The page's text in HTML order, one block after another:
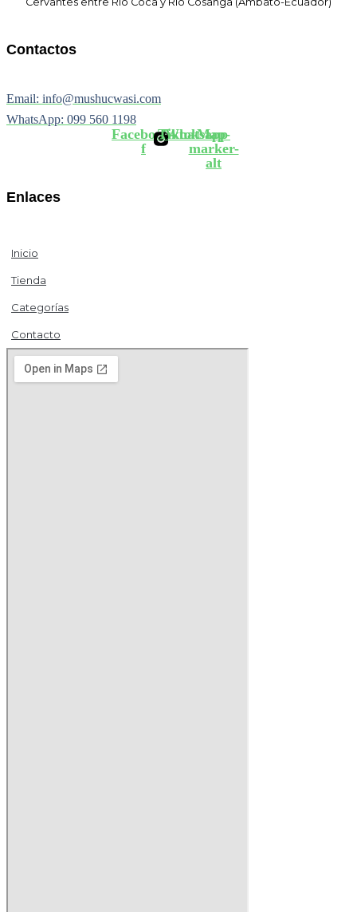
Contactos
Email: info@mushucwasi.com
WhatsApp: 099 560 1198
Facebook-
f
Tiktok
Whatsapp
Map-
marker-
alt
Enlaces
Inicio
Tienda
Categorías
Contacto